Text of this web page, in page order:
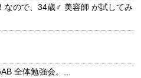
なので、34歳♂ 美容師 が試してみ
全体勉強会。...